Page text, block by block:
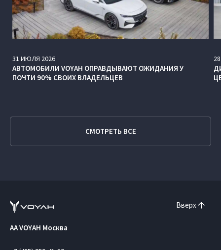
31 ИЮЛЯ 2026
АВТОМОБИЛИ VOYAH ОПРАВДЫВАЮТ ОЖИДАНИЯ У
ПОЧТИ 90% СВОИХ ВЛАДЕЛЬЦЕВ
28
СМОТРЕТЬ ВСЕ
Вверх
AA VOYAH Москва